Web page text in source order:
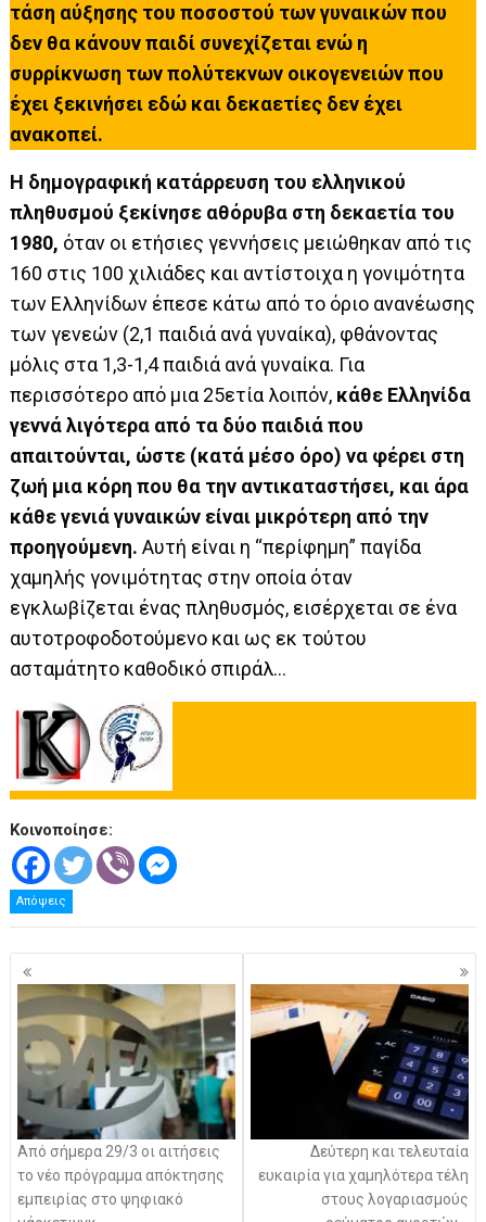
τάση αύξησης του ποσοστού των γυναικών που
δεν θα κάνουν παιδί συνεχίζεται ενώ η
συρρίκνωση των πολύτεκνων οικογενειών που
έχει ξεκινήσει εδώ και δεκαετίες δεν έχει
ανακοπεί.
Η δημογραφική κατάρρευση του ελληνικού
πληθυσμού ξεκίνησε αθόρυβα στη δεκαετία του
1980, όταν οι ετήσιες γεννήσεις μειώθηκαν από τις
160 στις 100 χιλιάδες και αντίστοιχα η γονιμότητα
των Ελληνίδων έπεσε κάτω από το όριο ανανέωσης
των γενεών (2,1 παιδιά ανά γυναίκα), φθάνοντας
μόλις στα 1,3-1,4 παιδιά ανά γυναίκα. Για
περισσότερο από μια 25ετία λοιπόν, κάθε Ελληνίδα
γεννά λιγότερα από τα δύο παιδιά που
απαιτούνται, ώστε (κατά μέσο όρο) να φέρει στη
ζωή μια κόρη που θα την αντικαταστήσει, και άρα
κάθε γενιά γυναικών είναι μικρότερη από την
προηγούμενη. Αυτή είναι η “περίφημη” παγίδα
χαμηλής γονιμότητας στην οποία όταν
εγκλωβίζεται ένας πληθυσμός, εισέρχεται σε ένα
αυτοτροφοδοτούμενο και ως εκ τούτου
ασταμάτητο καθοδικό σπιράλ…
Κοινοποίησε:
Απόψεις
Πλοήγηση
άρθρων
Από σήμερα 29/3 οι αιτήσεις
το νέο πρόγραμμα απόκτησης
εμπειρίας στο ψηφιακό
Δεύτερη και τελευταία
ευκαιρία για χαμηλότερα τέλη
στους λογαριασμούς